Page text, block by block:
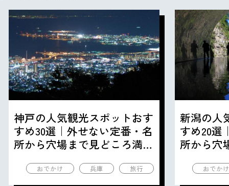
神戸の人気観光スポットおす
すめ30選｜外せない定番・名
所から穴場まで見どころ満載
おでかけ 兵庫 旅行
新潟の人
すめ20選
所から穴
おでか